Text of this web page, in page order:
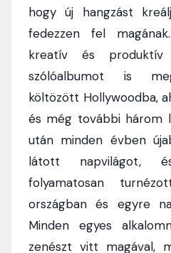
hogy új hangzást
fedezzen fel
kreatív és
szólóalbumot is
költözött Hollywoodba,
és még további három
után minden évben
látott napvilágot,
folyamatosan
országban és egyre
Minden egyes
zenészt vitt magával,